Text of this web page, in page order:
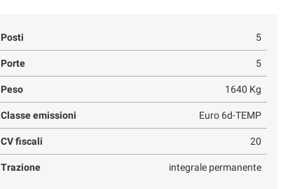
Posti 5
Porte 5
Peso 1640 Kg
Classe emissioni Euro 6d-TEMP
CV fiscali 20
Trazione integrale permanente